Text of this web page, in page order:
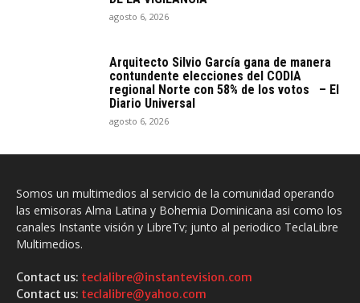
agosto 6, 2026
Arquitecto SiIvio García gana de manera
contundente elecciones del CODIA
regional Norte con 58% de los votos – El
Diario Universal
agosto 6, 2026
Somos un multimedios al servicio de la comunidad operando
las emisoras Alma Latina y Bohemia Dominicana asi como los
canales Instante visión y LibreTv; junto al periodico TeclaLibre
Multimedios.
Contact us: teclalibre@instantevision.com
Contact us: teclalibre@yahoo.com